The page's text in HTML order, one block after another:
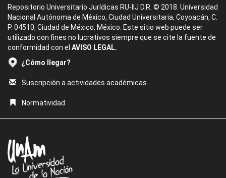
Repositorio Universitario Jurídicas RU-IIJ D.R. © 2018. Universidad
Nacional Autónoma de México, Ciudad Universitaria, Coyoacán, C.
P. 04510, Ciudad de México, México. Este sitio web puede ser
utilizado con fines no lucrativos siempre que se cite la fuente de
conformidad con el AVISO LEGAL.
¿Cómo llegar?
Suscripción a actividades académicas
Normatividad